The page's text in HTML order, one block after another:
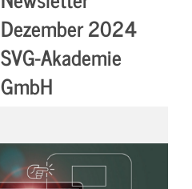
Dezember 2024
SVG-Akademie
GmbH